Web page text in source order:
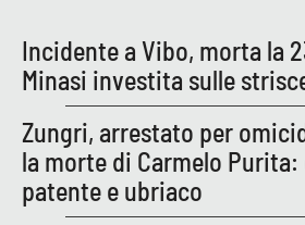
PROGETTI
Buona Sanità Calabria
LA
CALABRIAVISIONE
Destinazioni
Incidente a Vibo, morta la
Minasi investita sulle
Zungri, arrestato per
la morte di Carmelo Purita:
patente e ubriaco